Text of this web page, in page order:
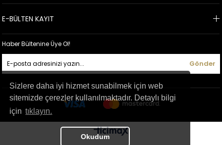
Sizlere daha iyi hizmet sunabilmek için web
sitemizde çerezler kullanılmaktadır. Detaylı bilgi
için tıklayın.
Okudum
E-BÜLTEN KAYIT
Haber Bültenine Üye Ol!
Gönder